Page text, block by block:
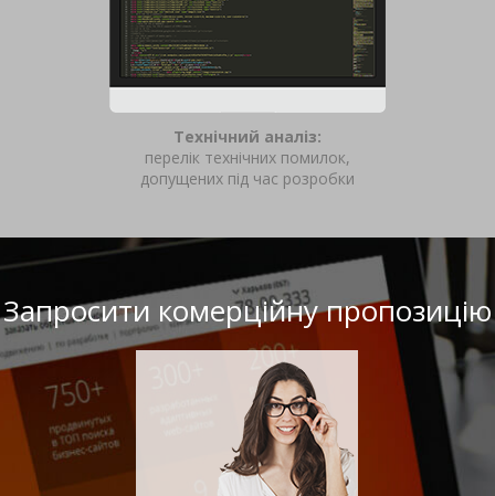
Технічний аналіз:
перелік технічних помилок,
допущених під час розробки
Запросити комерційну пропозицію